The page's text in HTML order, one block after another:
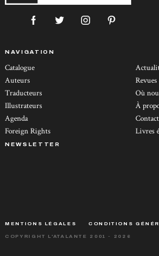
NAVIGATION
Catalogue
Auteurs
Traducteurs
Illustrateurs
Agenda
Foreign Rights
Revues
Où
À
Contact
Livres
NEWSLETTER
MENTIONS LÉGALES CONDITIONS
COPYRIGHT L'ATALANTE 2001 - 2026